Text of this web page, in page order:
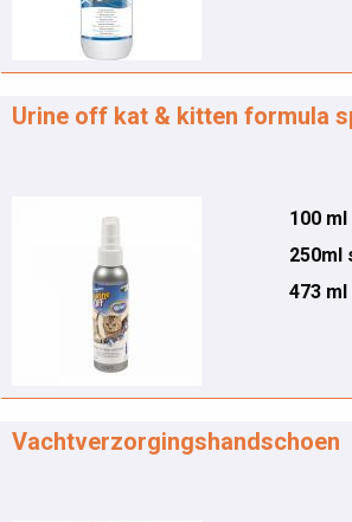
Urine off kat & kitten formula
100 ml
250ml
473 ml
Vachtverzorgingshandschoen